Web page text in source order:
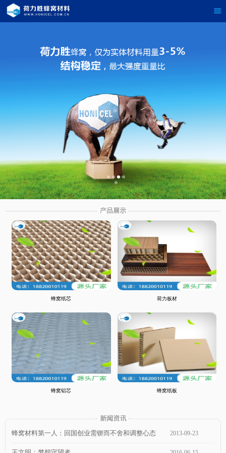
茶
蜂窝纸芯 荷力板材
蜂窝铝芯 蜂窝纸板
蜂窝材料第一人：回国创业需锲而不舍和调整心态 2013-09-23